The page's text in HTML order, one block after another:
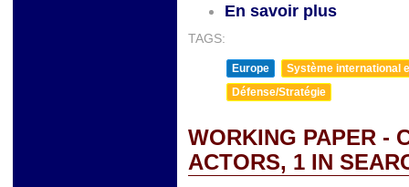
En savoir plus
TAGS:
Europe
Système international
Défense/Stratégie
WORKING PAPER -
ACTORS, 1 IN